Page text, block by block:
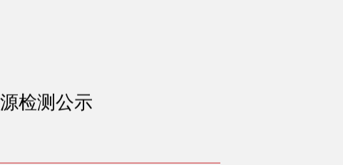
检测公示